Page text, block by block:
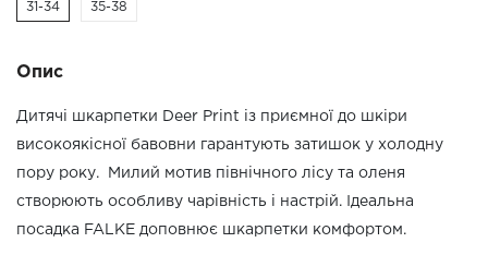
31-34 35-38
Опис
Дитячі шкарпетки Deer Print із приємної до шкіри
високоякісної бавовни гарантують затишок у холодну
пору року. Милий мотив північного лісу та оленя
створюють особливу чарівність і настрій. Ідеальна
посадка FALKE доповнює шкарпетки комфортом.